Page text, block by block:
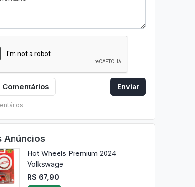
Comentários Enviar
Anúncios
Hot Wheels Premium 2024
Volkswage
R$ 67,90